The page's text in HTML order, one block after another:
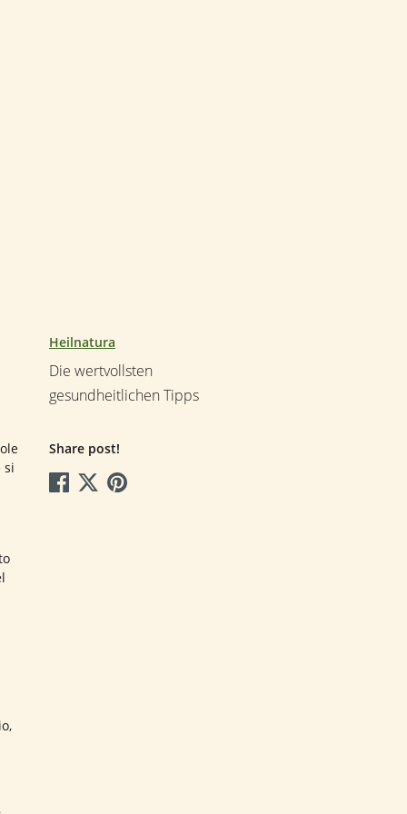
Heilnatura
Die wertvollsten
gesundheitlichen Tipps
Share post!
si